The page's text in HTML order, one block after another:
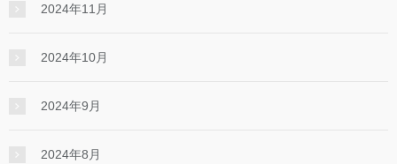
2024年11月
2024年10月
2024年9月
2024年8月